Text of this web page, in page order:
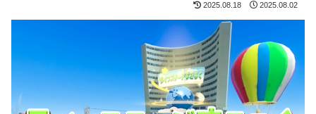
2025.08.18 2025.08.02